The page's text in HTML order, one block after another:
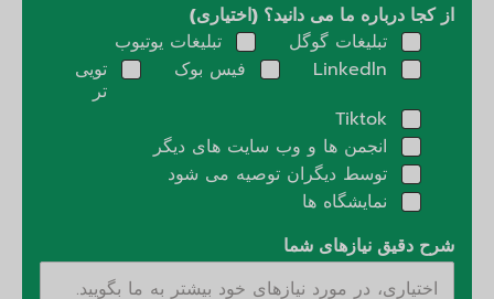
از کجا درباره ما می دانید؟ (اختیاری)
تبلیغات گوگل
تبلیغات یوتیوب
Linkedln
فیس بوک
تویی
تر
Tiktok
انجمن ها و وب سایت های دیگر
توسط دیگران توصیه می شود
نمایشگاه ها
شرح دقیق نیازهای شما